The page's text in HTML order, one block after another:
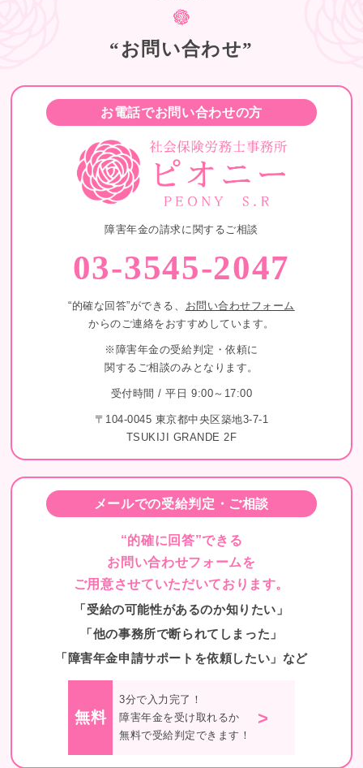
“お問い合わせ”
お電話でお問い合わせの方
障害年金の請求に関するご相談
03-3545-2047
“的確な回答”ができる、 お問い合わせフォーム
からのご連絡をおすすめしています。
※障害年金の受給判定・依頼に
関するご相談のみとなります。
受付時間 / 平日 9:00～17:00
〒104-0045 東京都中央区築地3-7-1
TSUKIJI GRANDE 2F
メールでの受給判定・ご相談
“的確に回答”できる
お問い合わせフォームを
ご用意させていただいております。
「受給の可能性があるのか知りたい」
「他の事務所で断られてしまった」
「障害年金申請サポートを依頼したい」など
無料
3分で入力完了！
障害年金を受け取れるか
無料で受給判定できます！
>